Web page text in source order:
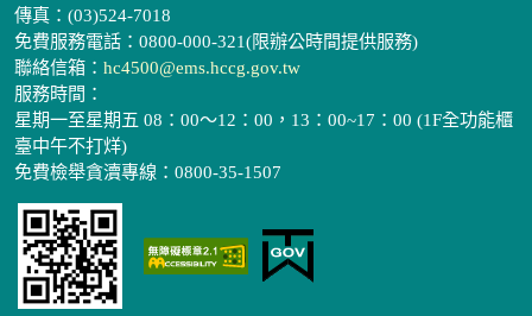
傳真：(03)524-7018
免費服務電話：0800-000-321(限辦公時間提供服務)
聯絡信箱： hc4500@ems.hccg.gov.tw
服務時間：
星期一至星期五 08：00～12：00，13：00~17：00 (1F全功能櫃
臺中午不打烊)
免費檢舉貪瀆專線：0800-35-1507